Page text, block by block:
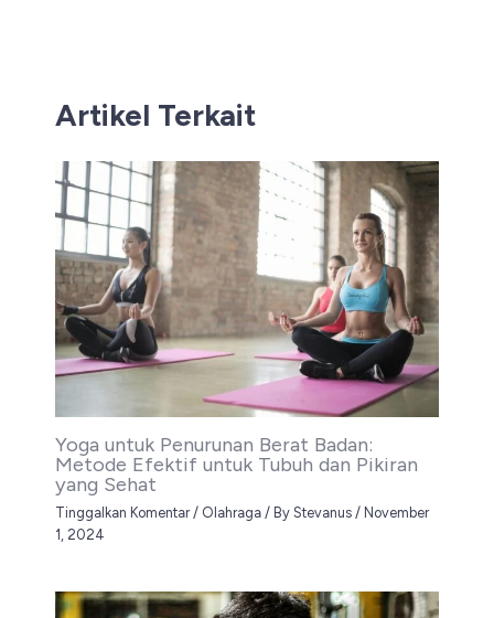
Artikel Terkait
Yoga untuk Penurunan Berat Badan:
Metode Efektif untuk Tubuh dan Pikiran
yang Sehat
Tinggalkan Komentar / Olahraga/ By Stevanus / November
1, 2024